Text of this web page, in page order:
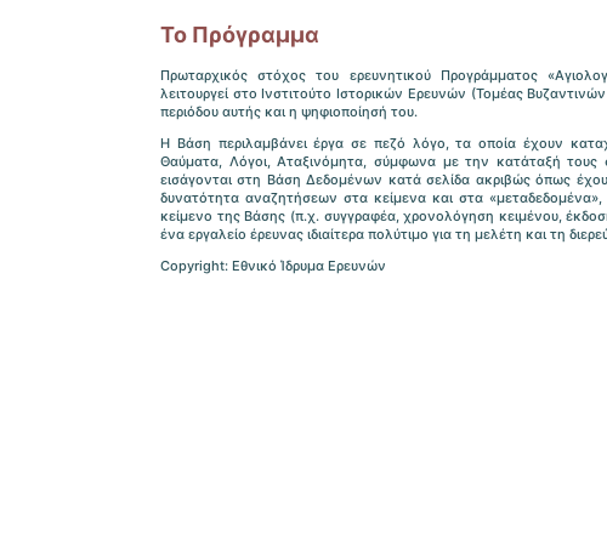
Το Πρόγραμμα
Πρωταρχικός στόχος του ερευνητικού Προγράμματος
λειτουργεί στο Ινστιτούτο Ιστορικών Ερευνών (Τομέας
περιόδου αυτής και η ψηφιοποίησή του.
Η Βάση περιλαμβάνει έργα σε πεζό λόγο, τα οποία έχουν
Θαύματα, Λόγοι, Αταξινόμητα, σύμφωνα με την κατάταξή τους
εισάγονται στη Βάση Δεδομένων κατά σελίδα ακριβώς όπως
δυνατότητα αναζητήσεων στα κείμενα και στα
κείμενο της Βάσης (π.χ. συγγραφέα, χρονολόγηση κειμένου,
ένα εργαλείο έρευνας ιδιαίτερα πολύτιμο για τη μελέτη και τη
Copyright: Εθνικό Ίδρυμα Ερευνών